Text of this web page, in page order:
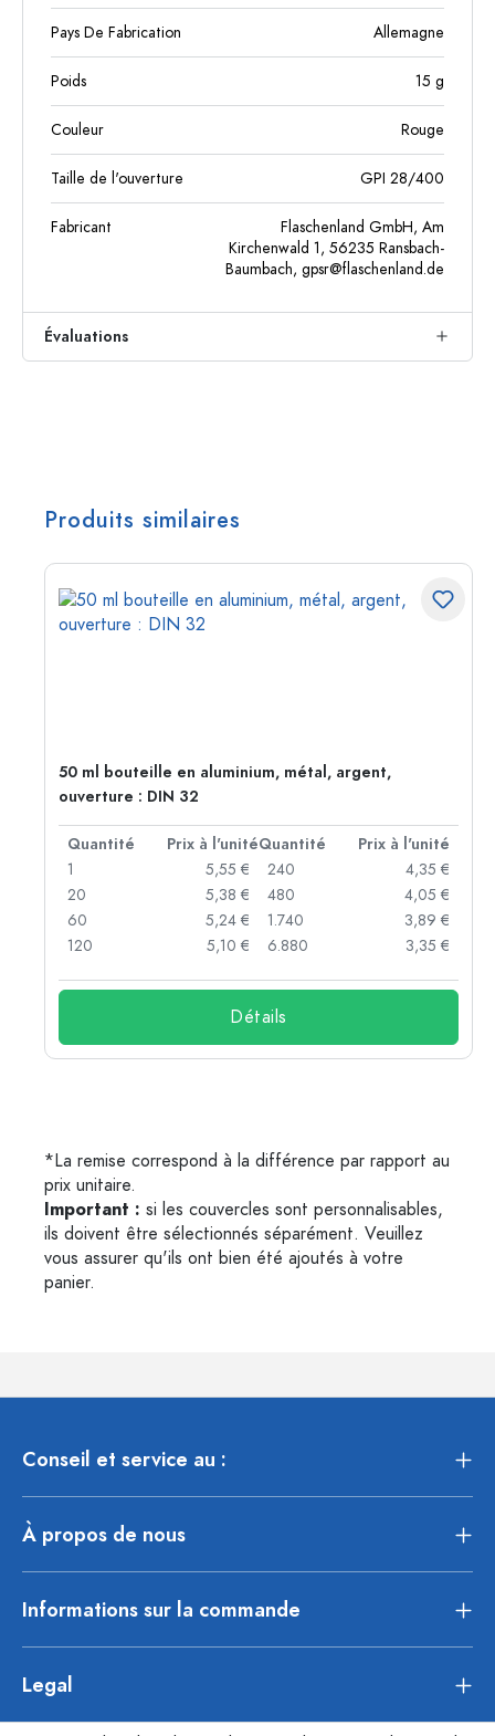
Pays De Fabrication Allemagne
Poids 15 g
Couleur Rouge
Taille de l'ouverture GPI 28/400
Fabricant
Flaschenland GmbH, Am
Kirchenwald 1, 56235 Ransbach-
Baumbach, gpsr@flaschenland.de
Évaluations
Produits similaires
50 ml bouteille en aluminium, métal, argent,
ouverture : DIN 32
Quantité Prix à l'unitéQuantité
Prix à l'unité
1
5,55 €
20
5,38 €
60
5,24 €
120
5,10 €
240
4,35 €
480
4,05 €
1.740
3,89 €
6.880
3,35 €
Détails
*La remise correspond à la différence par rapport au
prix unitaire.
Important : si les couvercles sont personnalisables,
ils doivent être sélectionnés séparément. Veuillez
vous assurer qu'ils ont bien été ajoutés à votre
panier.
Conseil et service au :
À propos de nous
Informations sur la commande
Legal